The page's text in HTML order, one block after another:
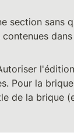
section sans
Pour la
de la brique